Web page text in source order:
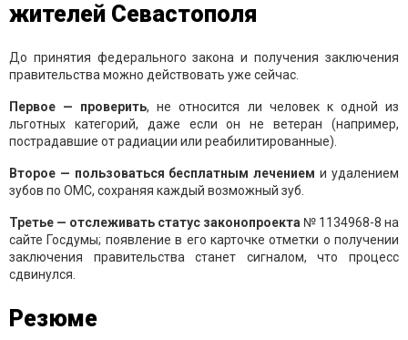
жителей Севастополя
До принятия федерального закона и получения заключения
правительства можно действовать уже сейчас.
Первое — проверить, не относится ли человек к одной из
льготных категорий, даже если он не ветеран (например,
пострадавшие от радиации или реабилитированные).
Второе — пользоваться бесплатным лечением и удалением
зубов по ОМС, сохраняя каждый возможный зуб.
Третье — отслеживать статус законопроекта № 1134968-8 на
сайте Госдумы; появление в его карточке отметки о получении
заключения правительства станет сигналом, что процесс
сдвинулся.
Резюме